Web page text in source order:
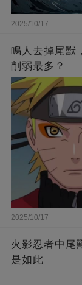
2025/10/17
鳴人去掉尾獸
削弱最多？
2025/10/17
火影忍者中尾
是如此